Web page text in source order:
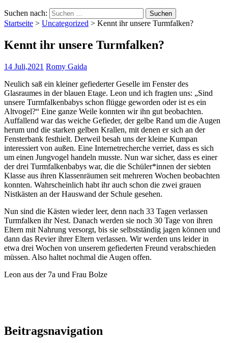
Suchen nach:
Startseite > Uncategorized > Kennt ihr unsere Turmfalken?
Kennt ihr unsere Turmfalken?
14 Juli,2021 Romy Gaida
Neulich saß ein kleiner gefiederter Geselle im Fenster des
Glasraumes in der blauen Etage. Leon und ich fragten uns: „Sind
unsere Turmfalkenbabys schon flügge geworden oder ist es ein
Altvogel?“ Eine ganze Weile konnten wir ihn gut beobachten.
Auffallend war das weiche Gefieder, der gelbe Rand um die Augen
herum und die starken gelben Krallen, mit denen er sich an der
Fensterbank festhielt. Derweil besah uns der kleine Kumpan
interessiert von außen. Eine Internetrecherche verriet, dass es sich
um einen Jungvogel handeln musste. Nun war sicher, dass es einer
der drei Turmfalkenbabys war, die die Schüler*innen der siebten
Klasse aus ihren Klassenräumen seit mehreren Wochen beobachten
konnten. Wahrscheinlich habt ihr auch schon die zwei grauen
Nistkästen an der Hauswand der Schule gesehen.
Nun sind die Kästen wieder leer, denn nach 33 Tagen verlassen
Turmfalken ihr Nest. Danach werden sie noch 30 Tage von ihren
Eltern mit Nahrung versorgt, bis sie selbstständig jagen können und
dann das Revier ihrer Eltern verlassen. Wir werden uns leider in
etwa drei Wochen von unserem gefiederten Freund verabschieden
müssen. Also haltet nochmal die Augen offen.
Leon aus der 7a und Frau Bolze
Beitragsnavigation